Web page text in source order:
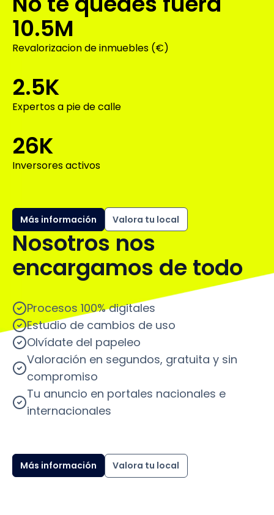
10.5M
Revalorizacion de inmuebles (€)
2.5K
Expertos a pie de calle
26K
Inversores activos
Más información Valora tu local
Nosotros nos
encargamos de todo
Procesos 100% digitales
Estudio de cambios de uso
Olvídate del papeleo
Valoración en segundos, gratuita y sin
compromiso
Tu anuncio en portales nacionales e
internacionales
Más información Valora tu local